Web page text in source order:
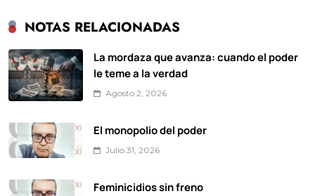
NOTAS RELACIONADAS
La mordaza que avanza: cuando el poder
le teme a la verdad
Agosto 2, 2026
El monopolio del poder
Julio 31, 2026
Feminicidios sin freno